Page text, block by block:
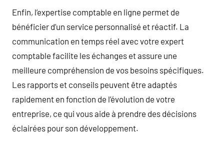
Enfin, l’expertise comptable en ligne permet de
bénéficier d’un service personnalisé et réactif. La
communication en temps réel avec votre expert
comptable facilite les échanges et assure une
meilleure compréhension de vos besoins spécifiques.
Les rapports et conseils peuvent être adaptés
rapidement en fonction de l’évolution de votre
entreprise, ce qui vous aide à prendre des décisions
éclairées pour son développement.